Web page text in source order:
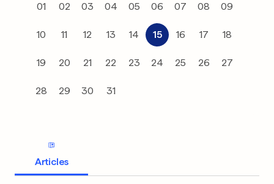
01 02 03 04 05 06 07 08 09
10 11 12 13 14 15 16 17 18
19 20 21 22 23 24 25 26 27
28 29 30 31
Articles